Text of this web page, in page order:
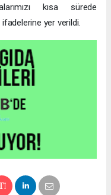
kısa sürede
yer verildi.